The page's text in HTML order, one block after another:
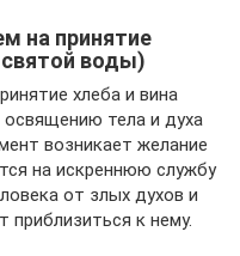
на принятие
воды)
хлеба и вина
тела и духа
возникает желание
на искреннюю службу
от злых духов и
приблизиться к нему.